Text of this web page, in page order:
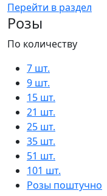
Перейти в раздел
Розы
По количеству
7 шт.
9 шт.
15 шт.
21 шт.
25 шт.
35 шт.
51 шт.
101 шт.
Розы поштучно